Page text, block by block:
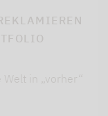
in „vorher“